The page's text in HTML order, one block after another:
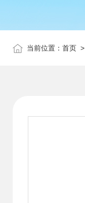
当前位置： 首页 >